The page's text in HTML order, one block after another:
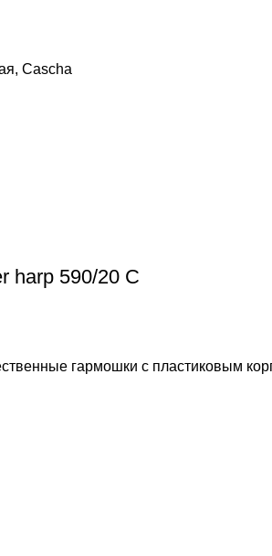
Cascha
harp 590/20 C
гармошки с пластиковым